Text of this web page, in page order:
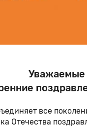
Уважаемые
все
Отечества